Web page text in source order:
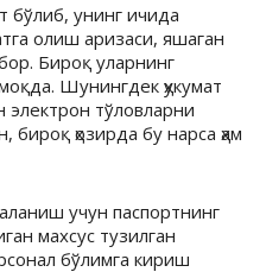
бўлиб, унинг ичида
олиш аризаси, яшаган
Бироқ уларнинг
Шунингдек ҳукумат
электрон тўловларни
ҳозирда бу нарса ҳам
учун паспортнинг
махсус тузилган
бўлимга кириш